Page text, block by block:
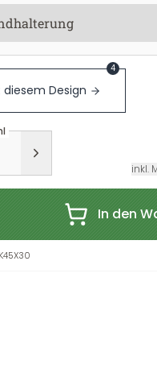
Design
4
inkl.
In den